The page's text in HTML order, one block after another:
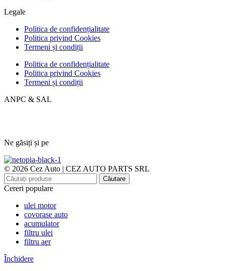
Legale
Politica de confidențialitate
Politica privind Cookies
Termeni și condiții
Politica de confidențialitate
Politica privind Cookies
Termeni și condiții
ANPC & SAL
Ne găsiți și pe
© 2026 Cez Auto | CEZ AUTO PARTS SRL
Căutare
Cereri populare
ulei motor
covorase auto
acumulator
filtru ulei
filtru aer
Închidere